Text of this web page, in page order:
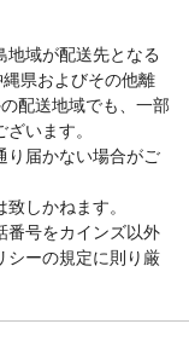
地域が配送先となる
県およびその他離
配送地域でも、一部
います。
り届かない場合がご
しかねます。
番号をカインズ以外
シーの規定に則り厳